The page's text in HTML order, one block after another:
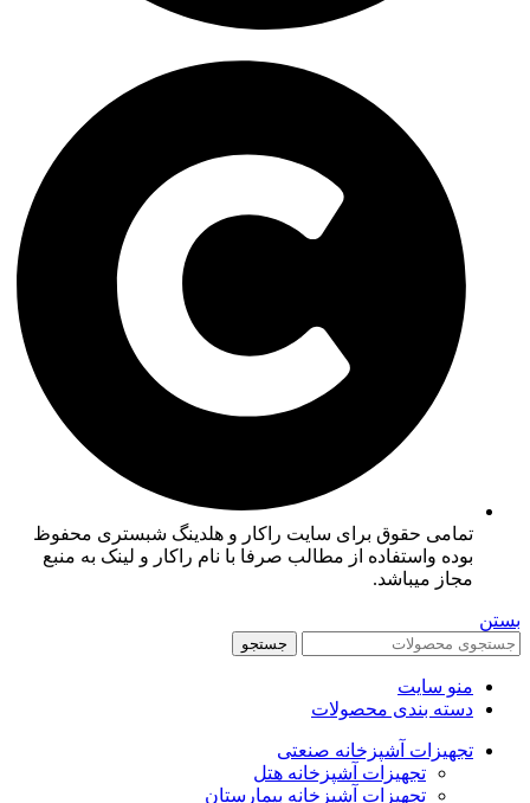
تمامی حقوق برای سایت راکار و هلدینگ شبستری محفوظ
بوده واستفاده از مطالب صرفا با نام راکار و لینک به منبع
مجاز میباشد.
بستن
جستجو
منو سایت
دسته بندی محصولات
تجهیزات آشپزخانه صنعتی
تجهیزات آشپزخانه هتل
تجهیزات آشپزخانه بیمارستان